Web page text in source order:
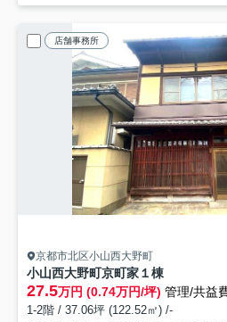
店舗事務所
京都市北区小山西大野町
小山西大野町京町家１棟
27.5万円 (0.74万円/坪) 管理/共益
1-2階 / 37.06坪 (122.52㎡) /-